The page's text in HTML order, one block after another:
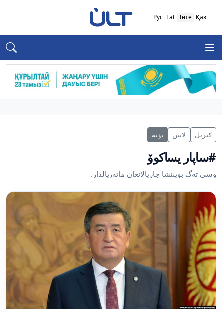
Қаз
Төте
Lat
Рус
كىرىل لاتىن تٶتە
#ساپار يساكوۆ
وسى تەگ بويىنشا جاريالانعان ماتەريالدار.